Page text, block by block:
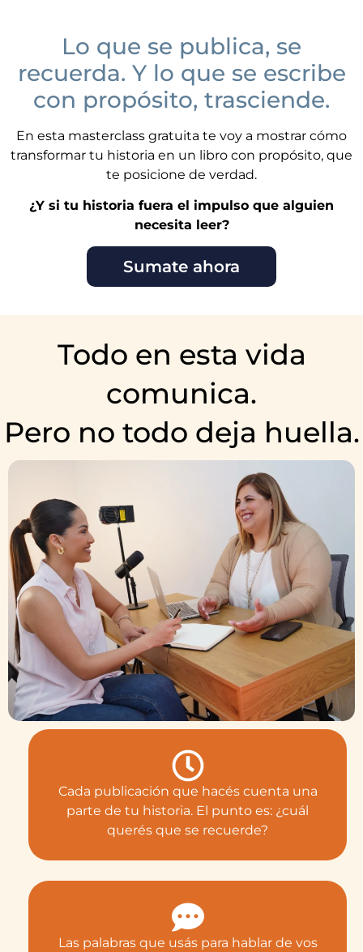
Lo que se publica, se
recuerda. Y lo que se escribe
con propósito, trasciende.
En esta masterclass gratuita te voy a mostrar cómo
transformar tu historia en un libro con propósito, que
te posicione de verdad.
¿Y si tu historia fuera el impulso que alguien
necesita leer?
Sumate ahora
Todo en esta vida
comunica.
Pero no todo deja huella.
Cada publicación que hacés cuenta una
parte de tu historia. El punto es: ¿cuál
querés que se recuerde?
Las palabras que usás para hablar de vos